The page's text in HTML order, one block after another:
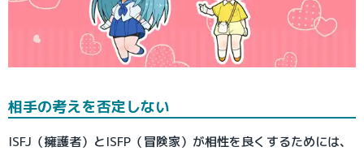
相手の考えを否定しない
ISFJ（擁護者）とISFP（冒険家）が相性を良くするためには、